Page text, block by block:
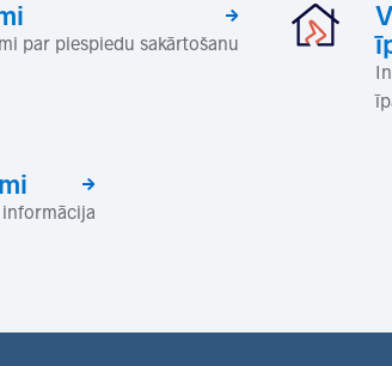
par piespiedu sakārtošanu